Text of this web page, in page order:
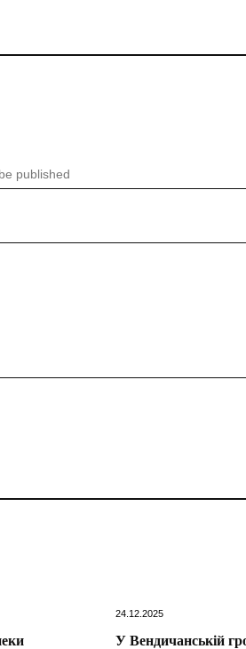
24.12.2025
У Вендичанській